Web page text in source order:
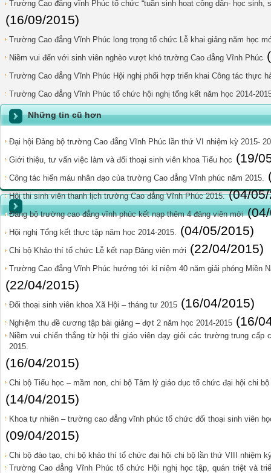
Trường Cao đẳng vĩnh Phúc tổ chức “tuần sinh hoạt công dân- học sinh,
(16/09/2015)
Trường Cao đẳng Vĩnh Phúc long trọng tổ chức Lễ khai giảng năm học
Niềm vui đến với sinh viên nghèo vượt khó trường Cao đẳng Vĩnh Phúc
Trường Cao đẳng Vĩnh Phúc Hội nghị phối hợp triển khai Công tác thực
Trường Cao đẳng Vĩnh Phúc tổ chức hội nghị tổng kết năm học 2014-
Những tin cũ hơn
Đại hội Đảng bộ trường Cao đẳng Vĩnh Phúc lần thứ VI nhiệm kỳ 2015-
Giới thiệu, tư vấn việc làm và đối thoại sinh viên khoa Tiểu học (19/
Công tác hiến máu nhân đạo của trường Cao đẳng Vĩnh phúc năm 2015.
Hội thi sinh viên thanh lịch trường Cao đẳng Vĩnh Phúc 2015. (04/
Đảng bộ trường cao đẳng vĩnh phúc kết nạp thêm 4 đảng viên mới
Hội nghị Tổng kết thực tập năm học 2014-2015. (04/05/2015)
Chi bộ Khảo thí tổ chức Lễ kết nạp Đảng viên mới (22/04/2015)
Trường Cao đẳng Vĩnh Phúc hướng tới kỉ niệm 40 năm giải phóng Miền
(22/04/2015)
Đối thoại sinh viên khoa Xã Hội – tháng tư 2015 (16/04/2015)
Nghiệm thu đề cương tập bài giảng – đợt 2 năm học 2014-2015 (16/
Niềm vui chiến thắng từ hội thi giáo viên dạy giỏi các trường trung cấp
2015.
(16/04/2015)
Chi bộ Tiểu học – mầm non, chi bộ Tâm lý giáo dục tổ chức đại hội chi
(14/04/2015)
Khoa tự nhiên – trường cao đẳng vĩnh phúc tổ chức đối thoại sinh viên
(09/04/2015)
Chi bộ đào tạo, chi bộ khảo thí tổ chức đại hội chi bộ lần thứ VIII nhiệm
Trường Cao đẳng Vĩnh Phúc tổ chức Hội nghị học tập, quán triệt và